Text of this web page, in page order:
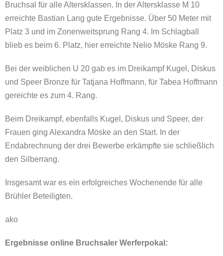
Bruchsal für alle Altersklassen. In der Altersklasse M 10
erreichte Bastian Lang gute Ergebnisse. Über 50 Meter mit
Platz 3 und im Zonenweitsprung Rang 4. Im Schlagball
blieb es beim 6. Platz, hier erreichte Nelio Möske Rang 9.
Bei der weiblichen U 20 gab es im Dreikampf Kugel, Diskus
und Speer Bronze für Tatjana Hoffmann, für Tabea Hoffmann
gereichte es zum 4. Rang.
Beim Dreikampf, ebenfalls Kugel, Diskus und Speer, der
Frauen ging Alexandra Möske an den Start. In der
Endabrechnung der drei Bewerbe erkämpfte sie schließlich
den Silberrang.
Insgesamt war es ein erfolgreiches Wochenende für alle
Brühler Beteiligten.
ako
Ergebnisse online Bruchsaler Werferpokal: